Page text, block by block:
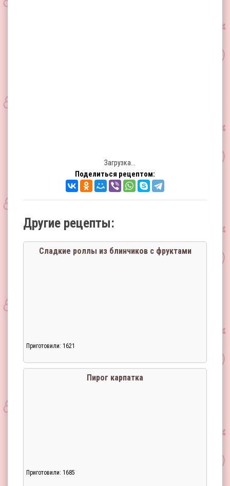
Загрузка...
Поделиться рецептом:
Другие рецепты:
Сладкие роллы из блинчиков с фруктами
Приготовили: 1621
Пирог карпатка
Приготовили: 1685